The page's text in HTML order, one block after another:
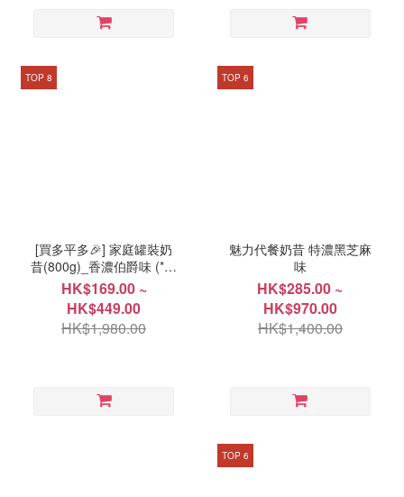
TOP 8
[買多平多🎉] 家庭罐裝奶
昔(800g)_香濃伯爵味 (*產
品效期 2026年9月18日)
HK$169.00 ~
HK$449.00
HK$1,980.00
TOP 6
魅力代餐奶昔 特濃黑芝麻
味
HK$285.00 ~
HK$970.00
HK$1,400.00
TOP 6